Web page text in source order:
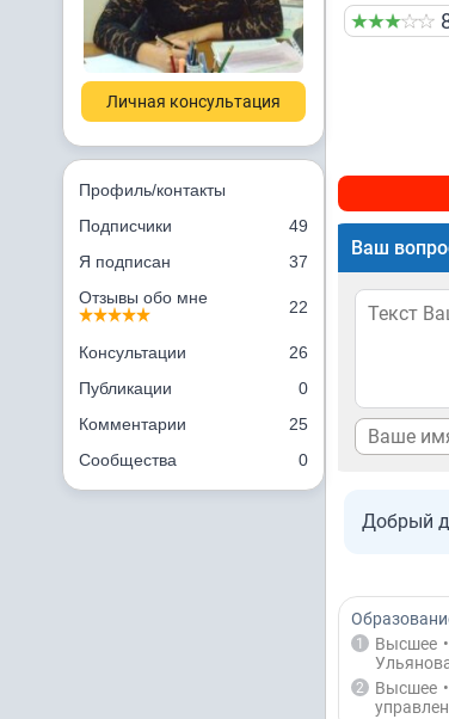
Личная консультация
Профиль/контакты
Подписчики
49
Я подписан
37
Отзывы обо мне
22
Консультации
26
Публикации
0
Комментарии
25
Сообщества
0
Ваш
Добрый
1 Высшее •
2 Высшее •